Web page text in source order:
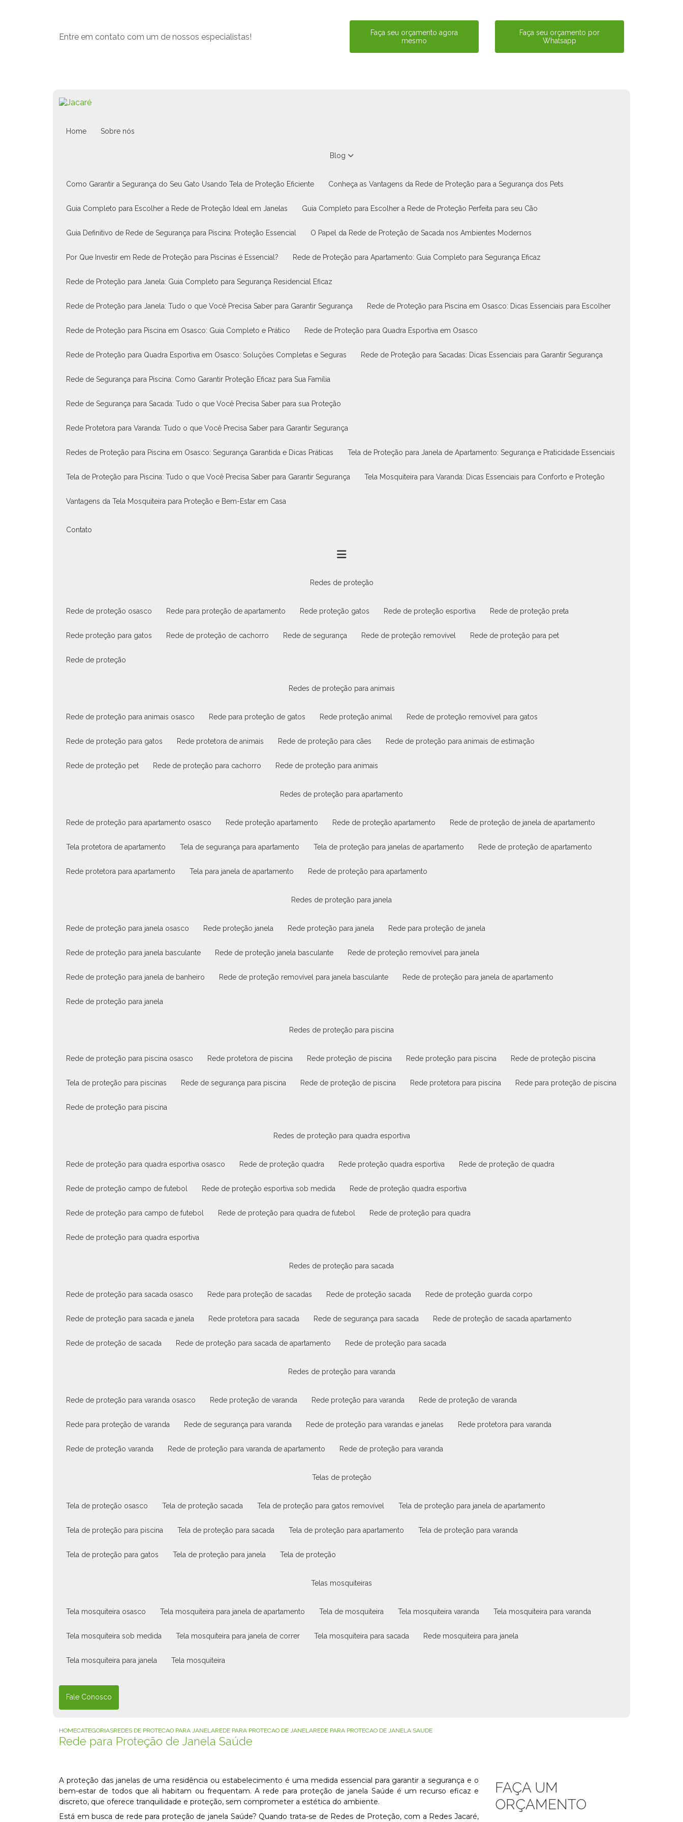
Entre em contato com um de nossos especialistas!
Faça seu orçamento agora
mesmo
Faça seu orçamento por
Whatsapp
Home Sobre nós
Blog
Como Garantir a Segurança do Seu Gato Usando Tela de Proteção Eficiente Conheça as Vantagens da Rede de Proteção para a Segurança dos Pets
Guia Completo para Escolher a Rede de Proteção Ideal em Janelas Guia Completo para Escolher a Rede de Proteção Perfeita para seu Cão
Guia Definitivo de Rede de Segurança para Piscina: Proteção Essencial O Papel da Rede de Proteção de Sacada nos Ambientes Modernos
Por Que Investir em Rede de Proteção para Piscinas é Essencial? Rede de Proteção para Apartamento: Guia Completo para Segurança Eficaz
Rede de Proteção para Janela: Guia Completo para Segurança Residencial Eficaz
Rede de Proteção para Janela: Tudo o que Você Precisa Saber para Garantir Segurança Rede de Proteção para Piscina em Osasco: Dicas Essenciais para Escolher
Rede de Proteção para Piscina em Osasco: Guia Completo e Prático Rede de Proteção para Quadra Esportiva em Osasco
Rede de Proteção para Quadra Esportiva em Osasco: Soluções Completas e Seguras Rede de Proteção para Sacadas: Dicas Essenciais para Garantir Segurança
Rede de Segurança para Piscina: Como Garantir Proteção Eficaz para Sua Família
Rede de Segurança para Sacada: Tudo o que Você Precisa Saber para sua Proteção
Rede Protetora para Varanda: Tudo o que Você Precisa Saber para Garantir Segurança
Redes de Proteção para Piscina em Osasco: Segurança Garantida e Dicas Práticas Tela de Proteção para Janela de Apartamento: Segurança e Praticidade Essenciais
Tela de Proteção para Piscina: Tudo o que Você Precisa Saber para Garantir Segurança Tela Mosquiteira para Varanda: Dicas Essenciais para Conforto e Proteção
Vantagens da Tela Mosquiteira para Proteção e Bem-Estar em Casa
Contato
redes de proteção
rede de proteção osasco rede para proteção de apartamento rede proteção gatos rede de proteção esportiva rede de proteção preta
rede proteção para gatos rede de proteção de cachorro rede de segurança rede de proteção removível rede de proteção para pet
rede de proteção
redes de proteção para animais
rede de proteção para animais osasco rede para proteção de gatos rede proteção animal rede de proteção removível para gatos
rede de proteção para gatos rede protetora de animais rede de proteção para cães rede de proteção para animais de estimação
rede de proteção pet rede de proteção para cachorro rede de proteção para animais
redes de proteção para apartamento
rede de proteção para apartamento osasco rede proteção apartamento rede de proteção apartamento rede de proteção de janela de apartamento
tela protetora de apartamento tela de segurança para apartamento tela de proteção para janelas de apartamento rede de proteção de apartamento
rede protetora para apartamento tela para janela de apartamento rede de proteção para apartamento
redes de proteção para janela
rede de proteção para janela osasco rede proteção janela rede proteção para janela rede para proteção de janela
rede de proteção para janela basculante rede de proteção janela basculante rede de proteção removível para janela
rede de proteção para janela de banheiro rede de proteção removível para janela basculante rede de proteção para janela de apartamento
rede de proteção para janela
redes de proteção para piscina
rede de proteção para piscina osasco rede protetora de piscina rede proteção de piscina rede proteção para piscina rede de proteção piscina
tela de proteção para piscinas rede de segurança para piscina rede de proteção de piscina rede protetora para piscina rede para proteção de piscina
rede de proteção para piscina
redes de proteção para quadra esportiva
rede de proteção para quadra esportiva osasco rede de proteção quadra rede proteção quadra esportiva rede de proteção de quadra
rede de proteção campo de futebol rede de proteção esportiva sob medida rede de proteção quadra esportiva
rede de proteção para campo de futebol rede de proteção para quadra de futebol rede de proteção para quadra
rede de proteção para quadra esportiva
redes de proteção para sacada
rede de proteção para sacada osasco rede para proteção de sacadas rede de proteção sacada rede de proteção guarda corpo
rede de proteção para sacada e janela rede protetora para sacada rede de segurança para sacada rede de proteção de sacada apartamento
rede de proteção de sacada rede de proteção para sacada de apartamento rede de proteção para sacada
redes de proteção para varanda
rede de proteção para varanda osasco rede proteção de varanda rede proteção para varanda rede de proteção de varanda
rede para proteção de varanda rede de segurança para varanda rede de proteção para varandas e janelas rede protetora para varanda
rede de proteção varanda rede de proteção para varanda de apartamento rede de proteção para varanda
telas de proteção
tela de proteção osasco tela de proteção sacada tela de proteção para gatos removível tela de proteção para janela de apartamento
tela de proteção para piscina tela de proteção para sacada tela de proteção para apartamento tela de proteção para varanda
tela de proteção para gatos tela de proteção para janela tela de proteção
telas mosquiteiras
tela mosquiteira osasco tela mosquiteira para janela de apartamento tela de mosquiteira tela mosquiteira varanda tela mosquiteira para varanda
tela mosquiteira sob medida tela mosquiteira para janela de correr tela mosquiteira para sacada rede mosquiteira para janela
tela mosquiteira para janela tela mosquiteira
Fale Conosco
HOMECATEGORIASREDES DE PROTECAO PARA JANELAREDE PARA PROTECAO DE JANELAREDE PARA PROTECAO DE JANELA SAUDE
Rede para Proteção de Janela Saúde
A proteção das janelas de uma residência ou estabelecimento é uma medida essencial para garantir a segurança e o
bem-estar de todos que ali habitam ou frequentam. A rede para proteção de janela Saúde é um recurso eficaz e
discreto, que oferece tranquilidade e proteção, sem comprometer a estética do ambiente.
Está em busca de rede para proteção de janela Saúde? Quando trata-se de Redes de Proteção, com a Redes Jacaré,
FAÇA UM
ORÇAMENTO